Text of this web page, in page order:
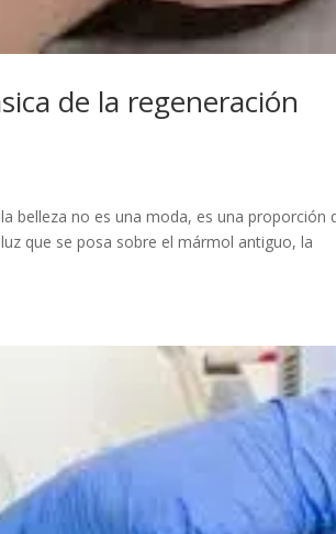
de la regeneración
belleza no es una moda, es una proporción
que se posa sobre el mármol antiguo, la